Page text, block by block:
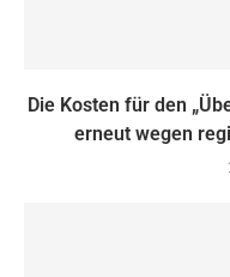
Die Kosten für den
erneut wegen